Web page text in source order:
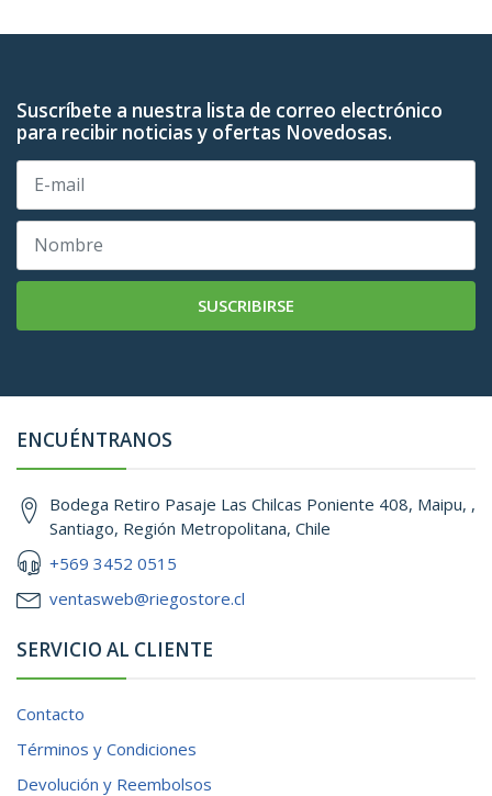
Suscríbete a nuestra lista de correo electrónico
para recibir noticias y ofertas Novedosas.
SUSCRIBIRSE
ENCUÉNTRANOS
Bodega Retiro Pasaje Las Chilcas Poniente 408, Maipu, ,
Santiago, Región Metropolitana, Chile
+569 3452 0515
ventasweb@riegostore.cl
SERVICIO AL CLIENTE
Contacto
Términos y Condiciones
Devolución y Reembolsos